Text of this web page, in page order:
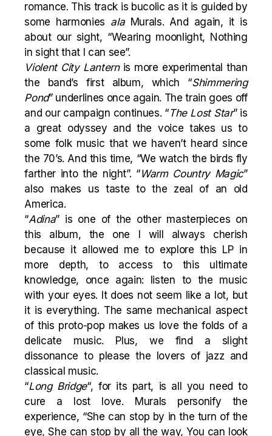
romance. This track is bucolic as it is guided by
some harmonies ala Murals. And again, it is
about our sight, “Wearing moonlight, Nothing
in sight that I can see”.
Violent City Lanternis more experimental than
the band’s first album, which “Shimmering
Pond” underlines once again. The train goes off
and our campaign continues. “The Lost Star” is
a great odyssey and the voice takes us to
some folk music that we haven’t heard since
the 70’s. And this time, “We watch the birds fly
farther into the night”. “Warm Country Magic”
also makes us taste to the zeal of an old
America.
“Adina” is one of the other masterpieces on
this album, the one I will always cherish
because it allowed me to explore this LP in
more depth, to access to this ultimate
knowledge, once again: listen to the music
with your eyes. It does not seem like a lot, but
it is everything. The same mechanical aspect
of this proto-pop makes us love the folds of a
delicate music. Plus, we find a slight
dissonance to please the lovers of jazz and
classical music.
“Long Bridge“, for its part, is all you need to
cure a lost love. Murals personify the
experience, “She can stop by in the turn of the
eye, She can stop by all the way, You can look